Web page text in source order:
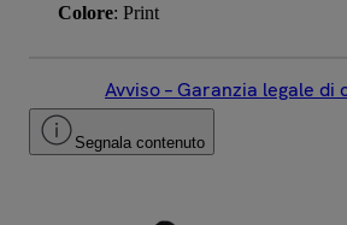
Colore: Print
Avviso – Garanzia legale di
Segnala contenuto